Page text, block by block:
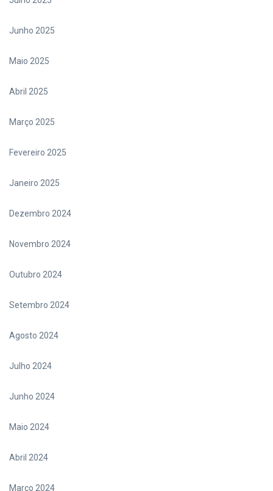
Junho 2025
Maio 2025
Abril 2025
Março 2025
Fevereiro 2025
Janeiro 2025
Dezembro 2024
Novembro 2024
Outubro 2024
Setembro 2024
Agosto 2024
Julho 2024
Junho 2024
Maio 2024
Abril 2024
Março 2024